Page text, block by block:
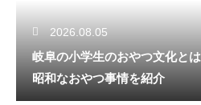
2026.08.05
岐阜の小学生のおやつ文化と
昭和なおやつ事情を紹介